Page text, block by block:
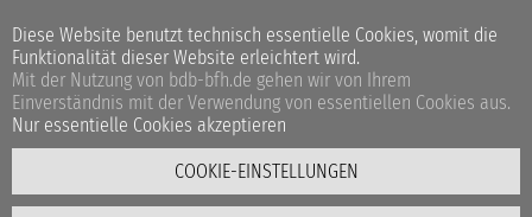
Diese Website benutzt technisch essentielle Cookies, womit die
Funktionalität dieser Website erleichtert wird.
Mit der Nutzung von bdb-bfh.de gehen wir von Ihrem
Einverständnis mit der Verwendung von essentiellen Cookies aus.
Nur essentielle Cookies akzeptieren
COOKIE-EINSTELLUNGEN